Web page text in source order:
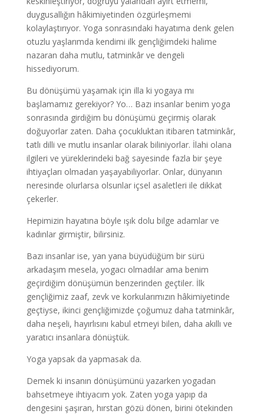
duygusallığın hâkimiyetinden özgürleşmemi
kolaylaştırıyor. Yoga sonrasındaki hayatıma denk gelen
otuzlu yaşlarımda kendimi ilk gençliğimdeki halime
nazaran daha mutlu, tatminkâr ve dengeli
hissediyorum.
Bu dönüşümü yaşamak için illa ki yogaya mı
başlamamız gerekiyor? Yo… Bazı insanlar benim yoga
sonrasında girdiğim bu dönüşümü geçirmiş olarak
doğuyorlar zaten. Daha çocukluktan itibaren tatminkâr,
tatlı dilli ve mutlu insanlar olarak biliniyorlar. İlahi olana
ilgileri ve yüreklerindeki bağ sayesinde fazla bir şeye
ihtiyaçları olmadan yaşayabiliyorlar. Onlar, dünyanın
neresinde olurlarsa olsunlar içsel asaletleri ile dikkat
çekerler.
Hepimizin hayatına böyle ışık dolu bilge adamlar ve
kadınlar girmiştir, bilirsiniz.
Bazı insanlar ise, yan yana büyüdüğüm bir sürü
arkadaşım mesela, yogacı olmadılar ama benim
geçirdiğim dönüşümün benzerinden geçtiler. İlk
gençliğimiz zaaf, zevk ve korkularımızın hâkimiyetinde
geçtiyse, ikinci gençliğimizde çoğumuz daha tatminkâr,
daha neşeli, hayırlısını kabul etmeyi bilen, daha akıllı ve
yaratıcı insanlara dönüştük.
Yoga yapsak da yapmasak da.
Demek ki insanın dönüşümünü yazarken yogadan
bahsetmeye ihtiyacım yok. Zaten yoga yapıp da
dengesini şaşıran, hırstan gözü dönen, birini ötekinden